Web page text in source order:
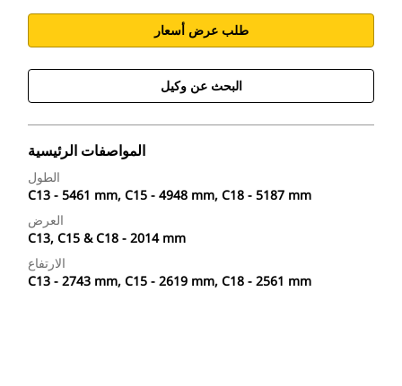
طلب عرض أسعار
البحث عن وكيل
المواصفات الرئيسية
الطول
C13 - 5461 mm, C15 - 4948 mm, C18 - 5187 mm
العرض
C13, C15 & C18 - 2014 mm
الارتفاع
C13 - 2743 mm, C15 - 2619 mm, C18 - 2561 mm